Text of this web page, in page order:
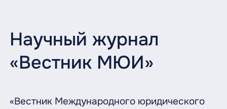
Научный журнал
«Вестник МЮИ»
«Вестник Международного юридического